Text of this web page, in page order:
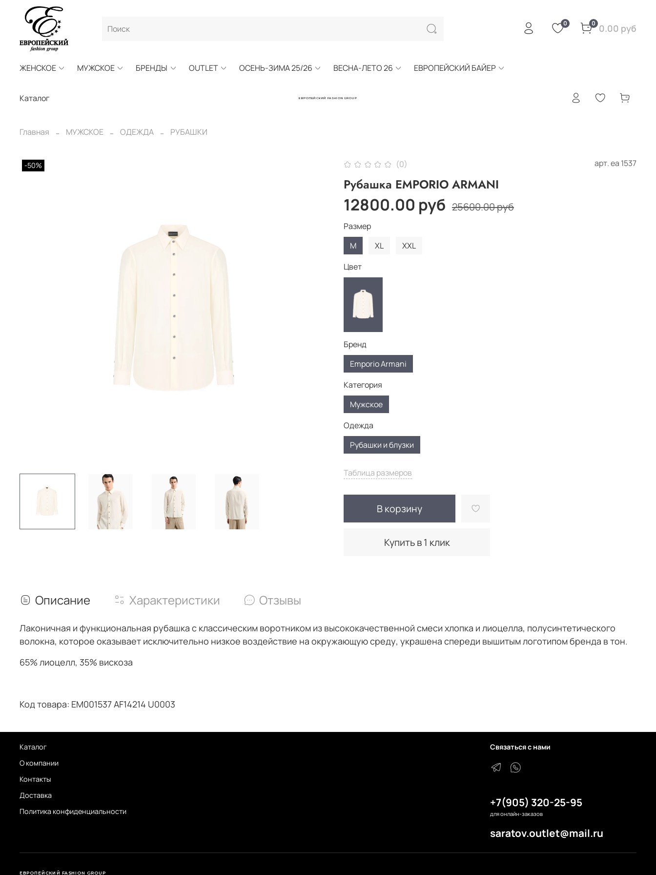
0 0 0.00 руб
ЖЕНСКОЕ МУЖСКОЕ БРЕНДЫ OUTLET ОСЕНЬ-ЗИМА 25/26 ВЕСНА-ЛЕТО 26 ЕВРОПЕЙСКИЙ БАЙЕР
ЕВРОПЕЙСКИЙ FASHION GROUP
Каталог
Главная МУЖСКОЕ ОДЕЖДА РУБАШКИ
-50% (0) арт.еа 1537
Рубашка EMPORIO ARMANI
12800.00 руб 25600.00 руб
Таблица размеров
В корзину
Купить в 1 клик
Размер
M
XL
XXL
Цвет
Бренд
Emporio Armani
Категория
Мужское
Одежда
Рубашки и блузки
Описание Характеристики Отзывы
Лаконичная и функциональная рубашка с классическим воротником из высококачественной смеси хлопка и лиоцелла, полусинтетического
волокна, которое оказывает исключительно низкое воздействие на окружающую среду, украшена спереди вышитым логотипом бренда в тон.
65% лиоцелл, 35% вискоза
Код товара: EM001537 AF14214 U0003
Каталог
О компании
Контакты
Доставка
Политика конфиденциальности
Связаться с нами
+7(905) 320-25-95
для онлайн-заказов
saratov.outlet@mail.ru
ЕВРОПЕЙСКИЙ FASHION GROUP